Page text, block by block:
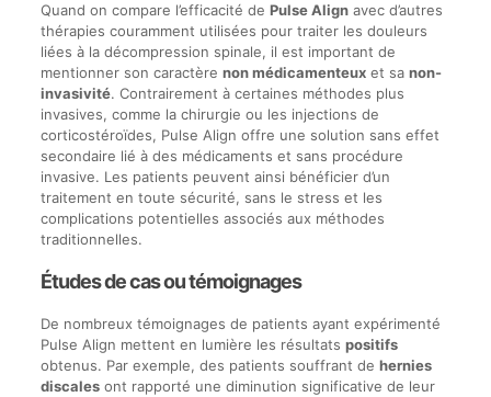
Quand on compare l’efficacité de Pulse Alignavec d’autres
thérapies couramment utilisées pour traiter les douleurs
liées à la décompression spinale, il est important de
mentionner son caractère non médicamenteuxet sa non-
invasivité. Contrairement à certaines méthodes plus
invasives, comme la chirurgie ou les injections de
corticostéroïdes, Pulse Align offre une solution sans effet
secondaire lié à des médicaments et sans procédure
invasive. Les patients peuvent ainsi bénéficier d’un
traitement en toute sécurité, sans le stress et les
complications potentielles associés aux méthodes
traditionnelles.
Études de cas ou témoignages
De nombreux témoignages de patients ayant expérimenté
Pulse Align mettent en lumière les résultats positifs
obtenus. Par exemple, des patients souffrant de hernies
discalesont rapporté une diminution significative de leur